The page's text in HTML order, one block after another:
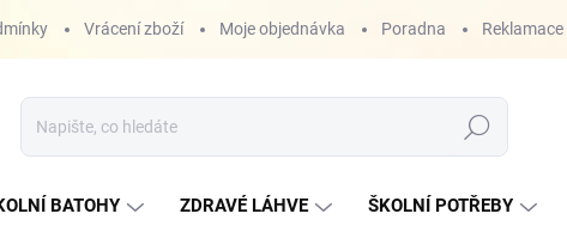
Vrácení zboží Moje objednávka Poradna Reklamace
Hledat
BATOHY ZDRAVÉ LÁHVE ŠKOLNÍ POTŘEBY